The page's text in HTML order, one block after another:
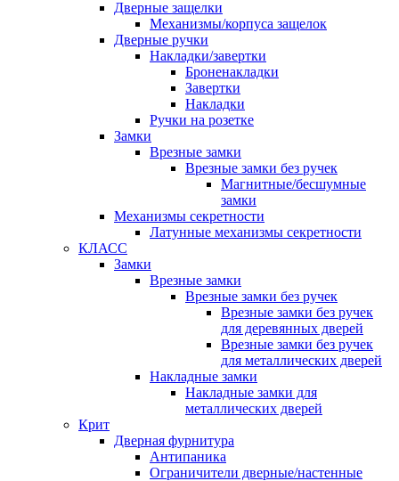
Дверные защелки
Механизмы/корпуса защелок
Дверные ручки
Накладки/завертки
Броненакладки
Завертки
Накладки
Ручки на розетке
Замки
Врезные замки
Врезные замки без ручек
Магнитные/бесшумные
замки
Механизмы секретности
Латунные механизмы секретности
КЛАСС
Замки
Врезные замки
Врезные замки без ручек
Врезные замки без ручек
для деревянных дверей
Врезные замки без ручек
для металлических дверей
Накладные замки
Накладные замки для
металлических дверей
Крит
Дверная фурнитура
Антипаника
Ограничители дверные/настенные